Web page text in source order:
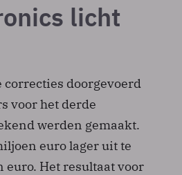
licht
doorgevoerd
voor het derde
werden gemaakt.
euro lager uit te
Het resultaat voor